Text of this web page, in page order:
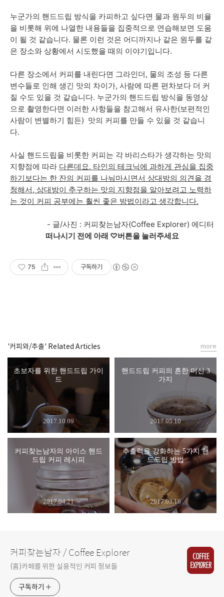
누군가의 핸드드립 방식을 카피하고 싶다면 물과 원두의 비율
을 비롯해 위에 나열한 내용들을 집중적으로 연습해보면 도움
이 될 것 같습니다. 물론 이런 것은 어디까지나 같은 원두를 같
은 장소와 상황에서 시도했을 때의 이야기입니다.
다른 장소에서 커피를 내린다면 그라인더, 물의 조성 등 다른
변수들로 인해 생긴 맛의 차이가, 사람에 따른 편차보다 더 커
질 수도 있을 것 같습니다. 누군가의 핸드드립 방식을 동영상
으로 촬영한다면 이러한 사항들을 참고해서 유사한(보편적인
사람이 변별하기 힘든) 맛의 커피를 만들 수 있을 것 같습니
다.
사실 핸드드립을 비롯한 커피는 각 바리스타가 생각하는 맛의
지향점에 따라 다른데요. 타인의 테크닉에 과하게 관심을 집중
하기보다는 한 잔의 커피를 나눠마시면서 상대방의 의견을 경
청해서, 상대방이 추구하는 맛의 지향점을 알아보려고 노력하
는 것이 커피 공부에는 훨씬 좋은 방법이라고 생각합니다.
- 글/사진 : 커피찾는남자(Coffee Explorer) 에디터
떠나시기 전에 아래 ♡버튼을 눌러주세요
75 구독하기
'커피와/추출' Related Articles
초보자를 위한 핸드드립 가이
드
2017.10.09
핸드드립 커피의 흔한 미신 3
가지
2017.05.10
커피찾는남자의 아이스 핸드
드립 커피 레시피
2017.04.21
추출력을 강화하는 5가지 핸
드드립 방법
2017.03.16
more
커피찾는남자 / Coffee Explorer
(홈)카페를 위한 실용적인 커피 정보들
구독하기